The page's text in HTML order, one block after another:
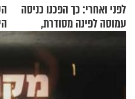
לפני ואחרי: כך הפכנו כניסה
עמוסה לפינה מסודרת,